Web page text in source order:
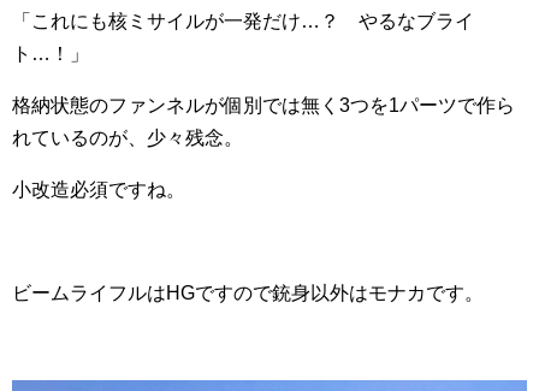
「これにも核ミサイルが一発だけ…？ やるなブライ
ト…！」
格納状態のファンネルが個別では無く3つを1パーツで作ら
れているのが、少々残念。
小改造必須ですね。
ビームライフルはHGですので銃身以外はモナカです。